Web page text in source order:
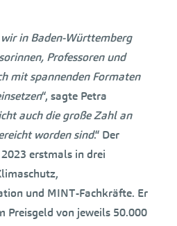
in Baden-Württemberg
Professoren und
mit spannenden Formaten
“, sagte Petra
auch die große Zahl an
worden sind.“ Der
erstmals in drei
und MINT-Fachkräfte. Er
Preisgeld von jeweils 50.000